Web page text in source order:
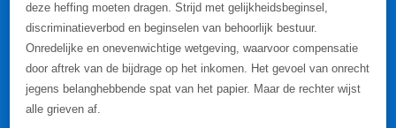
deze heffing moeten dragen. Strijd met gelijkheidsbeginsel,
discriminatieverbod en beginselen van behoorlijk bestuur.
Onredelijke en onevenwichtige wetgeving, waarvoor compensatie
door aftrek van de bijdrage op het inkomen. Het gevoel van onrecht
jegens belanghebbende spat van het papier. Maar de rechter wijst
alle grieven af.